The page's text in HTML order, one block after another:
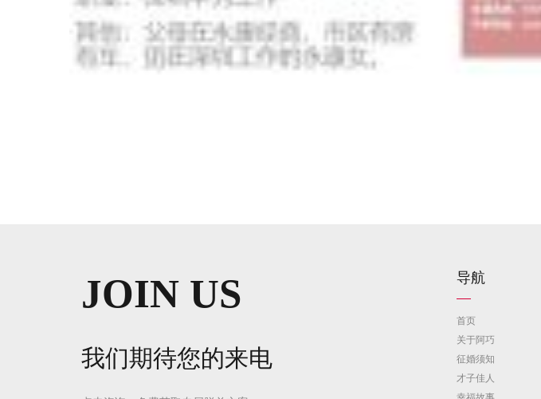
JOIN US
我们期待您的来电
导航
首页
关于阿巧
征婚须知
才子佳人